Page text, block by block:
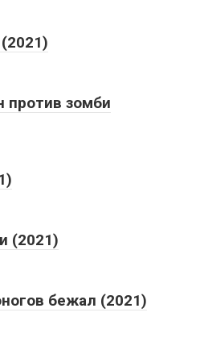
против зомби
(2021)
бежал (2021)